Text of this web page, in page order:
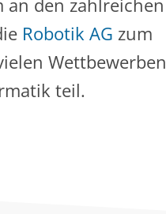
Robotik AG zum
Wettbewerben
teil.